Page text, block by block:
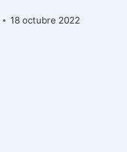
18 octubre 2022